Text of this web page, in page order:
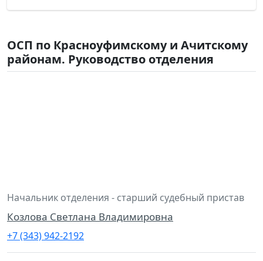
ОСП по Красноуфимскому и Ачитскому
районам. Руководство отделения
Начальник отделения - старший судебный пристав
Козлова Светлана Владимировна
+7 (343) 942-2192